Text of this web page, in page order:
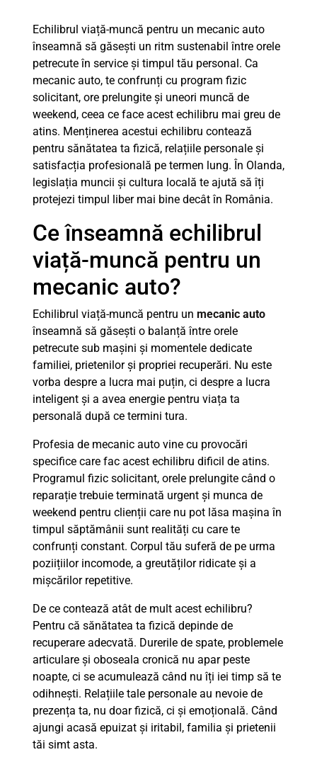
Echilibrul viață-muncă pentru un mecanic auto
înseamnă să găsești un ritm sustenabil între orele
petrecute în service și timpul tău personal. Ca
mecanic auto, te confrunți cu program fizic
solicitant, ore prelungite și uneori muncă de
weekend, ceea ce face acest echilibru mai greu de
atins. Menținerea acestui echilibru contează
pentru sănătatea ta fizică, relațiile personale și
satisfacția profesională pe termen lung. În Olanda,
legislația muncii și cultura locală te ajută să îți
protejezi timpul liber mai bine decât în România.
Ce înseamnă echilibrul
viață-muncă pentru un
mecanic auto?
Echilibrul viață-muncă pentru un mecanic auto
înseamnă să găsești o balanță între orele
petrecute sub mașini și momentele dedicate
familiei, prietenilor și propriei recuperări. Nu este
vorba despre a lucra mai puțin, ci despre a lucra
inteligent și a avea energie pentru viața ta
personală după ce termini tura.
Profesia de mecanic auto vine cu provocări
specifice care fac acest echilibru dificil de atins.
Programul fizic solicitant, orele prelungite când o
reparație trebuie terminată urgent și munca de
weekend pentru clienții care nu pot lăsa mașina în
timpul săptămânii sunt realități cu care te
confrunți constant. Corpul tău suferă de pe urma
poziițiilor incomode, a greutăților ridicate și a
mișcărilor repetitive.
De ce contează atât de mult acest echilibru?
Pentru că sănătatea ta fizică depinde de
recuperare adecvată. Durerile de spate, problemele
articulare și oboseala cronică nu apar peste
noapte, ci se acumulează când nu îți iei timp să te
odihnești. Relațiile tale personale au nevoie de
prezența ta, nu doar fizică, ci și emoțională. Când
ajungi acasă epuizat și iritabil, familia și prietenii
tăi simt asta.